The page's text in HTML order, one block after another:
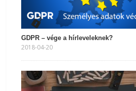
GDPR – vége a hírleveleknek?
2018-04-20